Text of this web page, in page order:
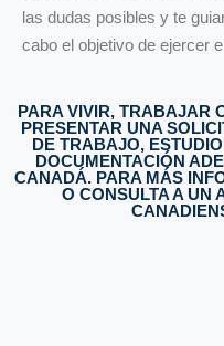
las dudas posibles y te
cabo el objetivo de ejercer
PARA VIVIR, TRABAJAR
PRESENTAR UNA
DE TRABAJO,
DOCUMENTACIÓN
CANADÁ. PARA MÁS
O CONSULTA A UN